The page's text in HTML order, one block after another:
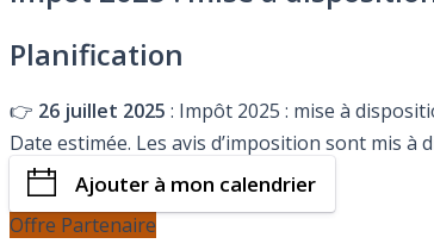
Planification
👉 26 juillet 2025 : Impôt 2025 : mise à
Date estimée. Les avis d’imposition sont mis
Ajouter à mon calendrier
Offre Partenaire